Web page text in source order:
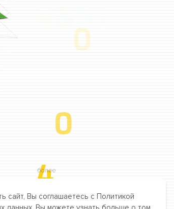
сайт, Вы соглашаетесь с Политикой